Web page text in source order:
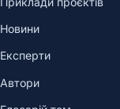
Новини
Експерти
Автори